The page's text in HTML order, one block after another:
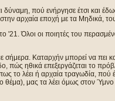
δύναμη, πού ενήργησε έτσι και
αρχαία εποχή με τα Μηδικά,
Όλοι οι ποιητές του
Καταρχήν μπορεί να πει
πώς ηθικά επεξεργάζεται το
το λέει ή αρχαία τραγωδία, πού
θέμα), μας τα λέει όμως στον